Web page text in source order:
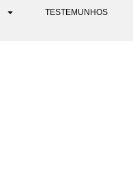
TESTEMUNHOS